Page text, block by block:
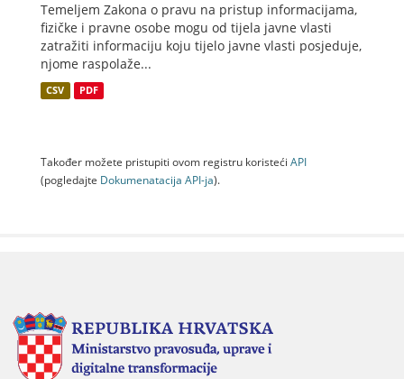
Temeljem Zakona o pravu na pristup informacijama,
fizičke i pravne osobe mogu od tijela javne vlasti
zatražiti informaciju koju tijelo javne vlasti posjeduje,
njome raspolaže...
CSV PDF
Također možete pristupiti ovom registru koristeći API
(pogledajte Dokumenаtаcijа API-jа).